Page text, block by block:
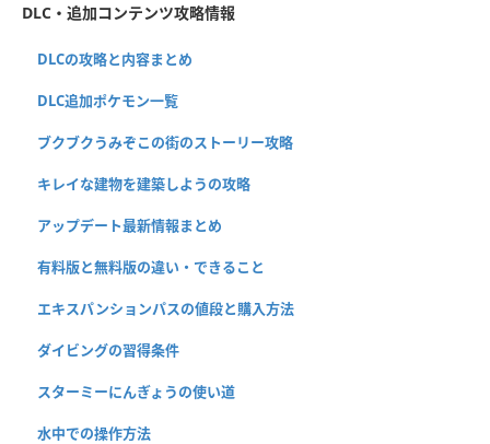
DLC・追加コンテンツ攻略情報
DLCの攻略と内容まとめ
DLC追加ポケモン一覧
ブクブクうみぞこの街のストーリー攻略
キレイな建物を建築しようの攻略
アップデート最新情報まとめ
有料版と無料版の違い・できること
エキスパンションパスの値段と購入方法
ダイビングの習得条件
スターミーにんぎょうの使い道
水中での操作方法